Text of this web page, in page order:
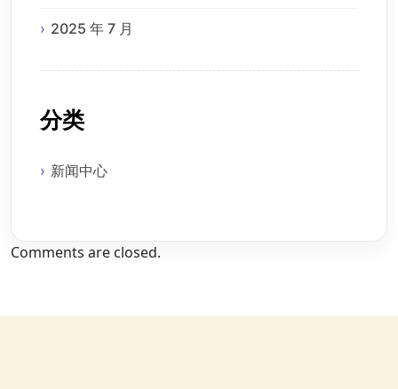
2025 年 7 月
分类
新闻中心
Comments are closed.